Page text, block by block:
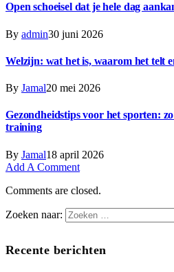
Open schoeisel dat je hele dag
By admin30 juni 2026
Welzijn: wat het is, waarom het telt
By Jamal20 mei 2026
Gezondheidstips voor het sporten:
training
By Jamal18 april 2026
Add A Comment
Comments are closed.
Zoeken naar:
Recente berichten